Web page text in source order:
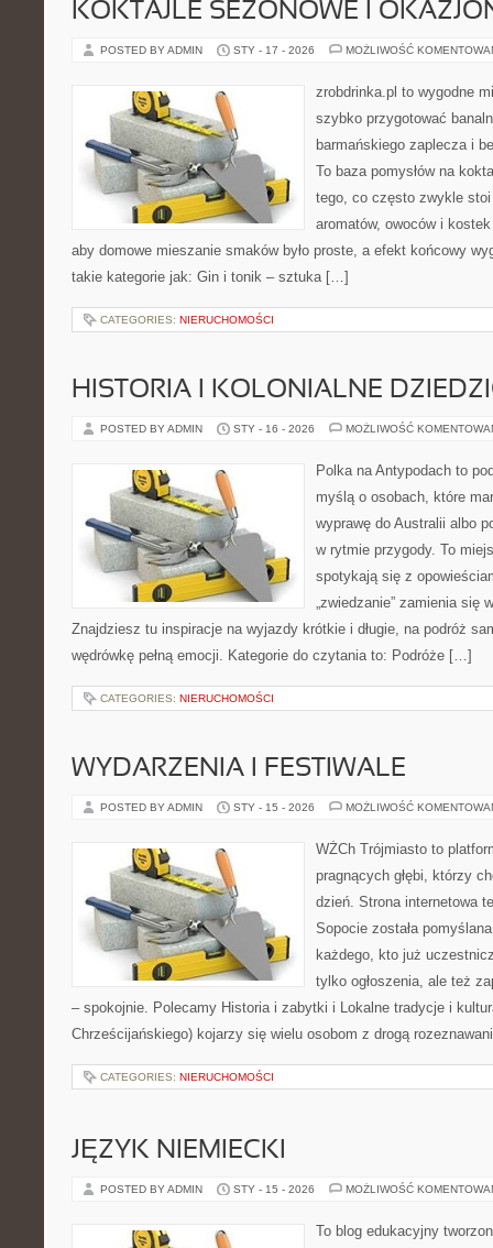
KOKTAJLE SEZONOWE I
POSTED BY ADMIN STY - 17 - 2026 MOŻLIWOŚĆ
zrobdrinka.pl to wygodne
szybko przygotować
barmańskiego zaplecza i
To baza pomysłów na
tego, co często zwykle
aromatów, owoców i
aby domowe mieszanie smaków było proste, a efekt końcowy
takie kategorie jak: Gin i tonik – sztuka […]
CATEGORIES: NIERUCHOMOŚCI
HISTORIA I KOLONIALNE
POSTED BY ADMIN STY - 16 - 2026 MOŻLIWOŚĆ
Polka na Antypodach to
myślą o osobach, które
wyprawę do Australii albo
w rytmie przygody. To
spotykają się z
„zwiedzanie” zamienia się
Znajdziesz tu inspiracje na wyjazdy krótkie i długie, na podróż
wędrówkę pełną emocji. Kategorie do czytania to: Podróże […]
CATEGORIES: NIERUCHOMOŚCI
WYDARZENIA I FESTIWALE
POSTED BY ADMIN STY - 15 - 2026 MOŻLIWOŚĆ
WŻCh Trójmiasto to
pragnących głębi, którzy
dzień. Strona internetowa
Sopocie została
każdego, kto już
tylko ogłoszenia, ale też
– spokojnie. Polecamy Historia i zabytki i Lokalne tradycje i
Chrześcijańskiego) kojarzy się wielu osobom z drogą
CATEGORIES: NIERUCHOMOŚCI
JĘZYK NIEMIECKI
POSTED BY ADMIN STY - 15 - 2026 MOŻLIWOŚĆ
To blog edukacyjny